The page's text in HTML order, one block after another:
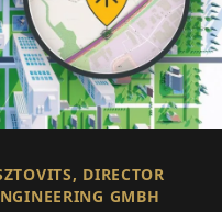
DIRECTOR
GMBH